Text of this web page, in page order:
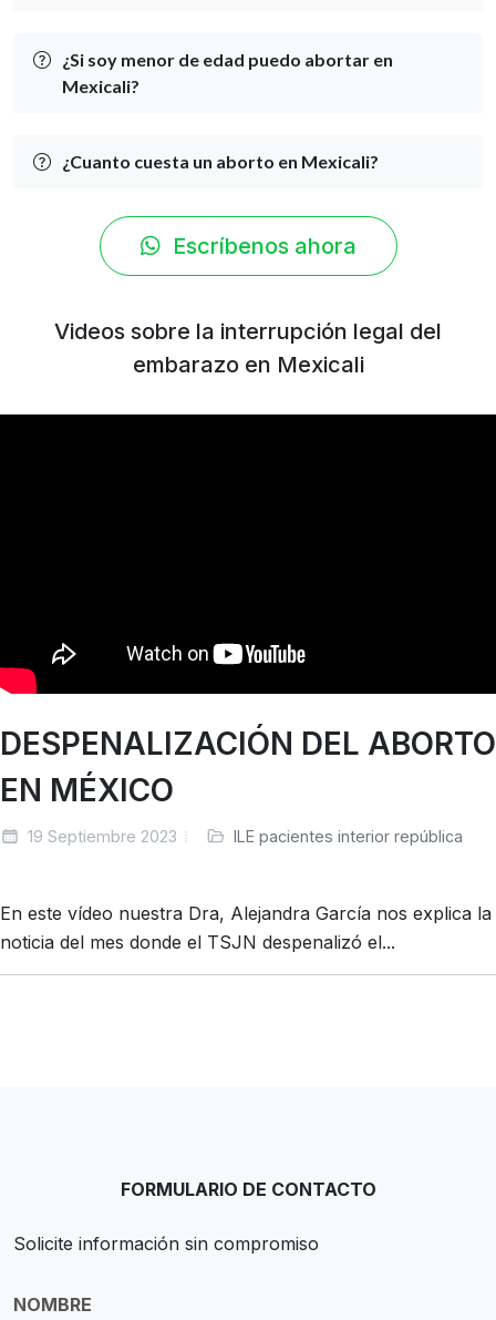
¿Si soy menor de edad puedo abortar en
Mexicali?
¿Cuanto cuesta un aborto en Mexicali?
Escríbenos ahora
Videos sobre la interrupción legal del
embarazo en Mexicali
DESPENALIZACIÓN DEL ABORTO
EN MÉXICO
19 Septiembre 2023 ILE pacientes interior república
En este vídeo nuestra Dra, Alejandra García nos explica la
noticia del mes donde el TSJN despenalizó el...
FORMULARIO DE CONTACTO
Solicite información sin compromiso
NOMBRE